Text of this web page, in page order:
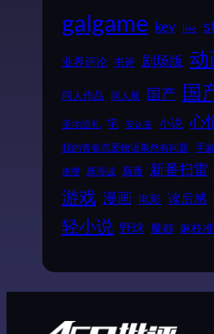
galgame key live
业界评论 书评 剧场版 动
同人作品 同人展 国产 国
圣地巡礼 宅 安达充 小说 心
我的青春恋爱物语果然有问题 手游
推理 新海诚 新番 新番扫雷
游戏 漫画 电影 读后感
轻小说 野球 魔都 麻枝准